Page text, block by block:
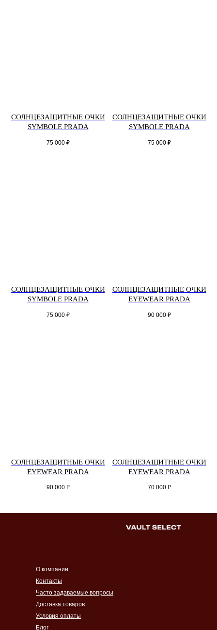
СОЛНЦЕЗАЩИТНЫЕ ОЧКИ
SYMBOLE PRADA
75 000 ₽
СОЛНЦЕЗАЩИТНЫЕ ОЧКИ
SYMBOLE PRADA
75 000 ₽
СОЛНЦЕЗАЩИТНЫЕ ОЧКИ
SYMBOLE PRADA
75 000 ₽
СОЛНЦЕЗАЩИТНЫЕ ОЧКИ
EYEWEAR PRADA
90 000 ₽
СОЛНЦЕЗАЩИТНЫЕ ОЧКИ
EYEWEAR PRADA
90 000 ₽
СОЛНЦЕЗАЩИТНЫЕ ОЧКИ
EYEWEAR PRADA
70 000 ₽
Контакты
Часто задаваемые вопросы
Доставка товаров
Условия оплаты
Блог
О компании